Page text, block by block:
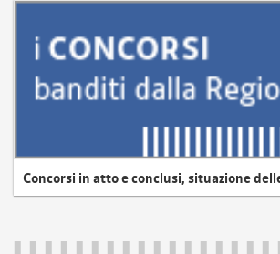
Concorsi in atto e conclusi, situazione